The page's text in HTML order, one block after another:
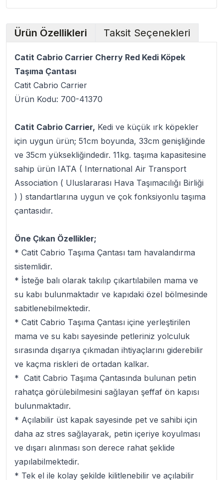
Ürün Özellikleri Taksit Seçenekleri
Catit Cabrio Carrier Cherry Red Kedi Köpek
Taşıma Çantası
Catit Cabrio Carrier
Ürün Kodu: 700-41370
Catit Cabrio Carrier, Kedi ve küçük ırk köpekler
için uygun ürün; 51cm boyunda, 33cm genişliğinde
ve 35cm yüksekliğindedir. 11kg. taşıma kapasitesine
sahip ürün IATA ( International Air Transport
Association ( Uluslararası Hava Taşımacılığı Birliği
) ) standartlarına uygun ve çok fonksiyonlu taşıma
çantasıdır.
Öne Çıkan Özellikler;
* Catit Cabrio Taşıma Çantası tam havalandırma
sistemlidir.
* İsteğe balı olarak takılıp çıkartılabilen mama ve
su kabı bulunmaktadır ve kapıdaki özel bölmesinde
sabitlenebilmektedir.
* Catit Cabrio Taşıma Çantası içine yerleştirilen
mama ve su kabı sayesinde petleriniz yolculuk
sırasında dışarıya çıkmadan ihtiyaçlarını giderebilir
ve kaçma riskleri de ortadan kalkar.
* Catit Cabrio Taşıma Çantasında bulunan petin
rahatça görülebilmesini sağlayan şeffaf ön kapısı
bulunmaktadır.
* Açılabilir üst kapak sayesinde pet ve sahibi için
daha az stres sağlayarak, petin içeriye koyulması
ve dışarı alınması son derece rahat şeklide
yapılabilmektedir.
* Tek el ile kolay şekilde kilitlenebilir ve açılabilir